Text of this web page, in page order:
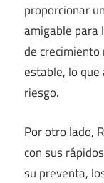
proporcionar
amigable para
de
estable, lo
riesgo.
Por otro lado,
con sus
su preventa,